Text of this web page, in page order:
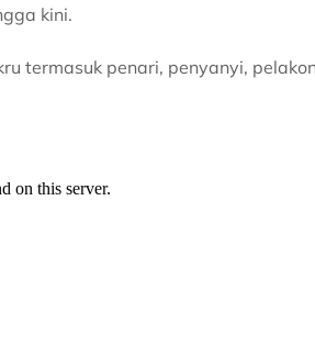
kini.
termasuk penari, penyanyi,